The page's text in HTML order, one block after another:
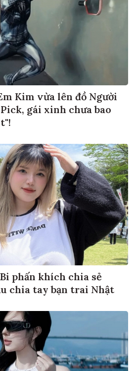
Kim vừa lên đồ Người
gái xinh chưa bao
phấn khích chia sẻ
chia tay bạn trai Nhật